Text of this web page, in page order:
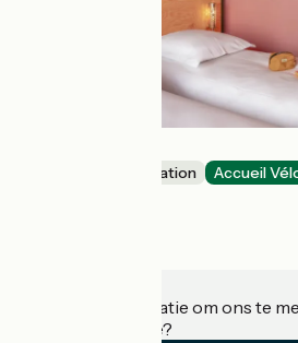
Group accommodation Accueil
Heeft u informatie om ons te
accommodatie?